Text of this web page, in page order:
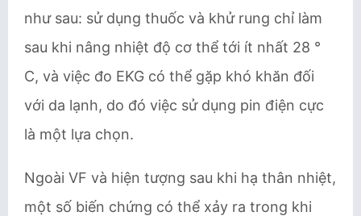
như sau: sử dụng thuốc và khử rung chỉ làm
sau khi nâng nhiệt độ cơ thể tới ít nhất 28 °
C, và việc đo EKG có thể gặp khó khăn đối
với da lạnh, do đó việc sử dụng pin điện cực
là một lựa chọn.
Ngoài VF và hiện tượng sau khi hạ thân nhiệt,
một số biến chứng có thể xảy ra trong khi